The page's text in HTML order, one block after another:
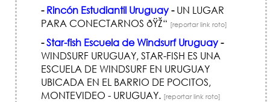
- Rincón Estudiantil Uruguay-UN LUGAR
PARA CONECTARNOS ðŸŽ“ [reportar link roto]
-Star-fish Escuela de Windsurf Uruguay-
WINDSURF URUGUAY, STAR-FISH ES UNA
ESCUELA DE WINDSURF EN URUGUAY
UBICADA EN EL BARRIO DE POCITOS,
MONTEVIDEO - URUGUAY. [reportar link roto]